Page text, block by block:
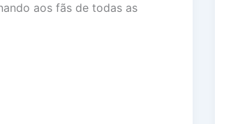
aos fãs de todas as